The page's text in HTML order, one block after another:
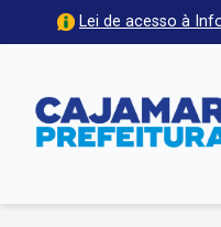
Lei de acesso à